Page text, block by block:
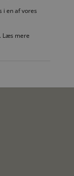
i en af vores
Læs mere